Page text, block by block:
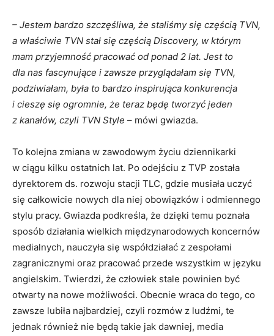
– Jestem bardzo szczęśliwa, że staliśmy się częścią TVN,
a właściwie TVN stał się częścią Discovery, w którym
mam przyjemność pracować od ponad 2 lat. Jest to
dla nas fascynujące i zawsze przyglądałam się TVN,
podziwiałam, była to bardzo inspirująca konkurencja
i cieszę się ogromnie, że teraz będę tworzyć jeden
z kanałów, czyli TVN Style – mówi gwiazda.
To kolejna zmiana w zawodowym życiu dziennikarki
w ciągu kilku ostatnich lat. Po odejściu z TVP została
dyrektorem ds. rozwoju stacji TLC, gdzie musiała uczyć
się całkowicie nowych dla niej obowiązków i odmiennego
stylu pracy. Gwiazda podkreśla, że dzięki temu poznała
sposób działania wielkich międzynarodowych koncernów
medialnych, nauczyła się współdziałać z zespołami
zagranicznymi oraz pracować przede wszystkim w języku
angielskim. Twierdzi, że człowiek stale powinien być
otwarty na nowe możliwości. Obecnie wraca do tego, co
zawsze lubiła najbardziej, czyli rozmów z ludźmi, te
jednak również nie będą takie jak dawniej, media